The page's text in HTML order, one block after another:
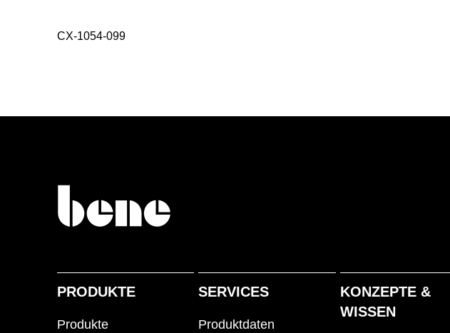
CX-1054-099
PRODUKTE
Produkte
SERVICES
Produktdaten
KONZEPTE &
WISSEN